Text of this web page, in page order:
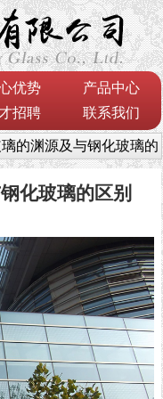
优势
产品中心
招聘 联系我们
的渊源及与钢化玻璃的
化玻璃的区别